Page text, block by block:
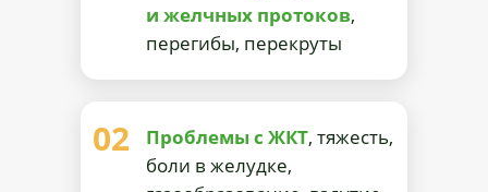
Проблемы с ЖКТ, тяжесть,
боли в желудке,
и желчных протоков,
перегибы, перекруты
02